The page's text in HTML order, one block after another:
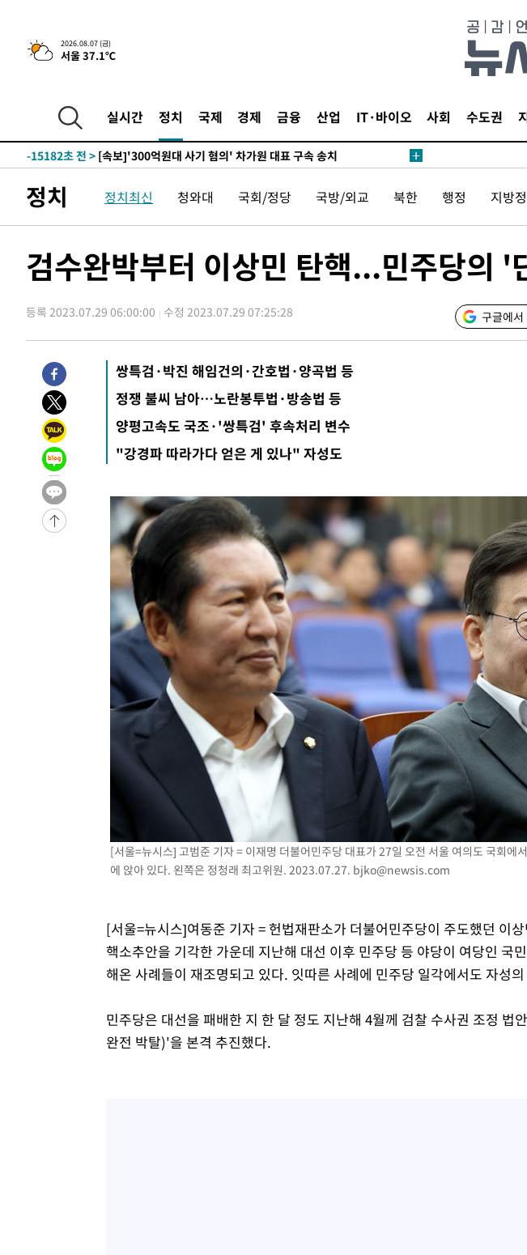
2026.08.07 (금)
서울 37.1℃
실시간 정치 국제 경제 금융 산업 IT·바이오 사회 수도권
병태 후임
-26981초 전 >[속보]국힘 윤리위, '돌려차기 발언' 진종오·서범수 징계 절차 개시
-22306초 전 > [속보] 7월 중국 수출 23.9%↑ 수입 27.5%↑…무역총액
-19332초 전 >
[속보]종합특검, '관저이전 봐주기 감사' 유병호 구속기소
-15932초 전 >
-15182초 전 > [속보]'300억원대 사기 혐의' 차가원 대표 구속 송치
-12889초 전 >
[속보]경찰·노동부, HL만도 평택사업장 끼임 사망 관련 압수수색
-12770초 전 >[속보]합수본, '투표율 허위 입력' 중앙·서울·경기도 선관위 등 9곳
-12321초 전 >[속보]삼성전자·SK하이닉스 동반 강보합…1%대 상승 출발
-12275초 전 >[속보]코스피, 6300선 재탈환…1.09% 오른 6365.07 개장
-9440초 전 >시리아 다마스쿠스 교외에서 미니버스 폭발.. 14명 부상, 3명은 중태
-8738초 전 >
입추에도 극한더위…서울 낮 39도 '폭염중대경보'
-3702초 전 >
이란, 호르무즈서 "적국 목표물들"과 대치로 남부 케슘섬에서 두차
례 큰 폭발음
-2417초 전 >
[속보]美, 폴리실리콘 수입 규제…파생제품 15% 관세, 120일 후 발
-31650초 전 >
외신들도 주목한 韓축구 파문…"국민적 공분에 수사 재개"
-31621초 전 >
11시간 압수수색에 성접대 파문까지…'쑥대밭' 된 축구협회
-30643초 전 >
병태 후임
-27001초 전 >
[속보]국힘 윤리위, '돌려차기 발언' 진종오·서범수 징계 절차 개시
-22326초 전 >
[속보] 7월 중국 수출 23.9%↑ 수입 27.5%↑…무역총액
25.3%↑
[속보]'채상병 순직 책임' 임성근, 항소심도 징역 3년
[속보]종합특검, '관저이전 봐주기 감사' 유병호 구속기소
민주 콩고 에볼라환자 4천명 돌파, 4053명 발생 1850명 사망
[속보]'300억원대 사기 혐의' 차가원 대표 구속 송치
"미 전국적 살모네라 식중독 원인은 멕시코산 할라피뇨"-- CDC
[속보]경찰·노동부, HL만도 평택사업장 끼임 사망 관련 압수수색
[속보]합수본, '투표율 허위 입력' 중앙·서울·경기도 선관위 등 9곳
[속보]원·달러 환율, 오전 9시 1423.8원
[속보]삼성전자·SK하이닉스 동반 강보합…1%대 상승 출발
[속보]코스닥, 5.95포인트(0.74%) 상승한 807.62개장
[속보]코스피, 6300선 재탈환…1.09% 오른 6365.07 개장
시리아 다마스쿠스 교외에서 미니버스 폭발.. 14명 부상, 3명은 중태
입추에도 극한더위…서울 낮 39도 '폭염중대경보'
이란, 호르무즈서 "적국 목표물들"과 대치로 남부 케슘섬에서 두차
[속보]美, 폴리실리콘 수입 규제…파생제품 15% 관세, 120일 후 발
정치 정치최신 청와대 국회/정당 국방/외교 북한 행정 지방
검수완박부터 이상민 탄핵...민주당의 '
등록 2023.07.29 06:00:00 수정 2023.07.29 07:25:28 구글에서
쌍특검·박진 해임건의·간호법·양곡법 등
정쟁 불씨 남아…노란봉투법·방송법 등
양평고속도 국조·'쌍특검' 후속처리 변수
"강경파 따라가다 얻은 게 있나" 자성도
[서울=뉴시스] 고범준 기자 = 이재명 더불어민주당 대표가 27일 오전 서울 여의도 국회에
에 앉아 있다. 왼쪽은 정청래 최고위원. 2023.07.27. bjko@newsis.com
[서울=뉴시스]여동준 기자 = 헌법재판소가 더불어민주당이 주도했던 이
핵소추안을 기각한 가운데 지난해 대선 이후 민주당 등 야당이 여당인 국
해온 사례들이 재조명되고 있다. 잇따른 사례에 민주당 일각에서도 자성
민주당은 대선을 패배한 지 한 달 정도 지난해 4월께 검찰 수사권 조정 법
완전 박탈)'을 본격 추진했다.